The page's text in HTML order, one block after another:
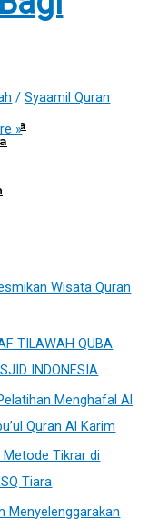
/Syaamil Quran
»
Wisata Quran
TILAWAH QUBA
INDONESIA
Menghafal Al
Quran Al Karim
Metode Tikrar di
Tiara
Menyelenggarakan